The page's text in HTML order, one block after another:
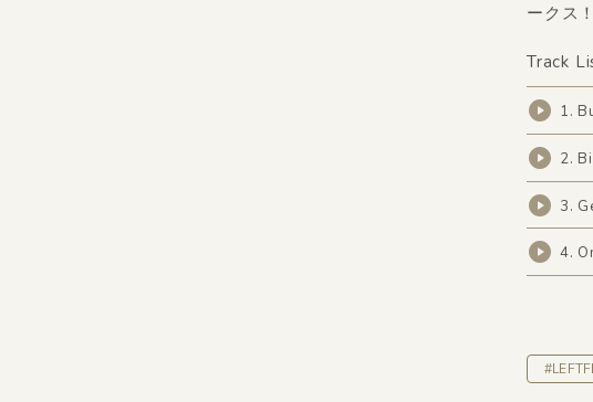
ークス
Track
1.
2.
3.
4.